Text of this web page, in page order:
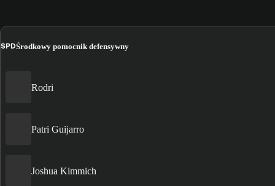
ŚPDŚrodkowy pomocnik defensywny
Rodri
Patri Guijarro
Joshua Kimmich